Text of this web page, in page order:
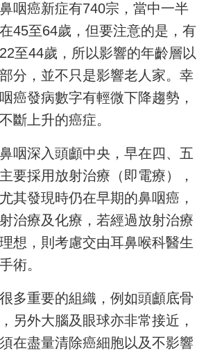
咽癌新症有740宗，當中一半
45至64歲，但要注意的是，有
至44歲，所以影響的年齡層以
分，並不只是影響老人家。幸
癌發病數字有輕微下降趨勢，
斷上升的癌症。
咽深入頭顱中央，早在四、五
要採用放射治療（即電療），
其發現時仍在早期的鼻咽癌，
治療及化療，若經過放射治療
想，則考慮交由耳鼻喉科醫生
術。
多重要的組織，例如頭顱底骨
另外大腦及眼球亦非常接近，
在盡量清除癌細胞以及不影響